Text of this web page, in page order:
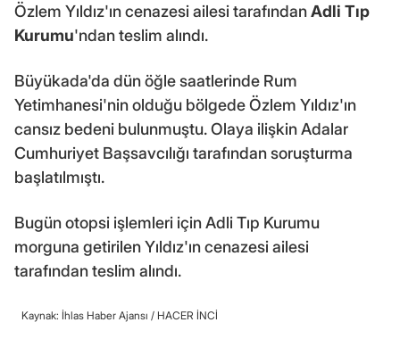
Özlem Yıldız'ın cenazesi ailesi tarafındanAdli Tıp
Kurumu'ndan teslim alındı.
Büyükada'da dün öğle saatlerinde Rum
Yetimhanesi'nin olduğu bölgede Özlem Yıldız'ın
cansız bedeni bulunmuştu. Olaya ilişkin Adalar
Cumhuriyet Başsavcılığı tarafından soruşturma
başlatılmıştı.
Bugün otopsi işlemleri için Adli Tıp Kurumu
morguna getirilen Yıldız'ın cenazesi ailesi
tarafından teslim alındı.
Kaynak: İhlas Haber Ajansı / HACER İNCİ